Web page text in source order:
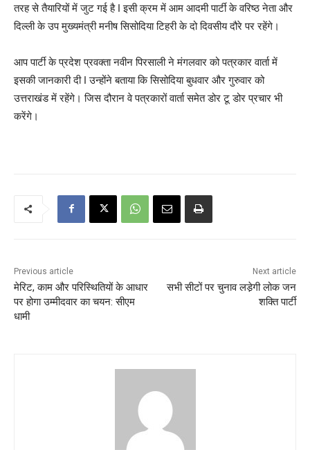
तरह से तैयारियों में जुट गई है I इसी क्रम में आम आदमी पार्टी के वरिष्ठ नेता और
दिल्ली के उप मुख्यमंत्री मनीष सिसोदिया टिहरी के दो दिवसीय दौरे पर रहेंगे।
आप पार्टी के प्रदेश प्रवक्ता नवीन पिरसाली ने मंगलवार को पत्रकार वार्ता में
इसकी जानकारी दी I उन्होंने बताया कि सिसोदिया बुधवार और गुरुवार को
उत्तराखंड में रहेंगे। जिस दौरान वे पत्रकारों वार्ता समेत डोर टू डोर प्रचार भी
करेंगे।
Previous article
मेरिट, काम और परिस्थितियों के आधार
पर होगा उम्मीदवार का चयन: सीएम
धामी
Next article
सभी सीटों पर चुनाव लडे़गी लोक जन
शक्ति पार्टी